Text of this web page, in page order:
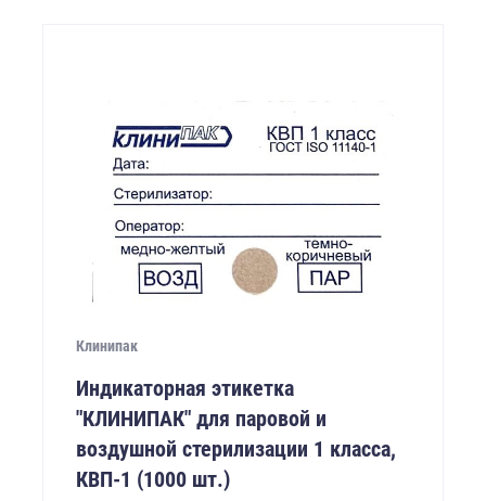
Клинипак
Индикаторная этикетка
"КЛИНИПАК" для паровой и
воздушной стерилизации 1 класса,
КВП-1 (1000 шт.)